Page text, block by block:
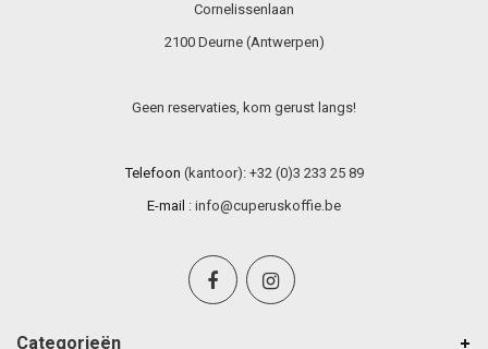
Cornelissenlaan
2100 Deurne (Antwerpen)
Geen reservaties, kom gerust langs!
Telefoon (kantoor): +32 (0)3 233 25 89
E-mail : info@cuperuskoffie.be
Categorieën